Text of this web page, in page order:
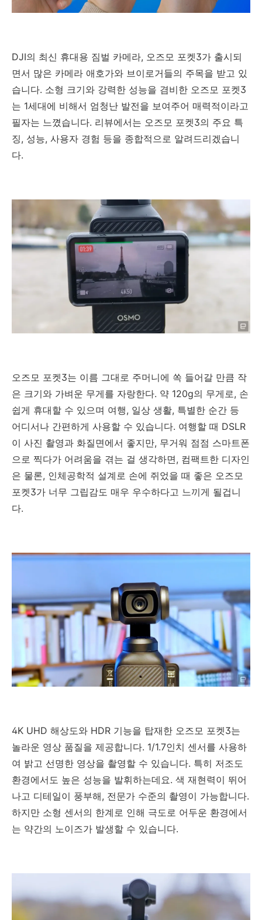
DJI의 최신 휴대용 짐벌 카메라, 오즈모 포켓3가 출시되
면서 많은 카메라 애호가와 브이로거들의 주목을 받고 있
습니다. 소형 크기와 강력한 성능을 겸비한 오즈모 포켓3
는 1세대에 비해서 엄청난 발전을 보여주어 매력적이라고
필자는 느꼈습니다. 리뷰에서는 오즈모 포켓3의 주요 특
징, 성능, 사용자 경험 등을 종합적으로 알려드리겠습니
다.
오즈모 포켓3는 이름 그대로 주머니에 쏙 들어갈 만큼 작
은 크기와 가벼운 무게를 자랑한다. 약 120g의 무게로, 손
쉽게 휴대할 수 있으며 여행, 일상 생활, 특별한 순간 등
어디서나 간편하게 사용할 수 있습니다. 여행할 때 DSLR
이 사진 촬영과 화질면에서 좋지만, 무거워 점점 스마트폰
으로 찍다가 어려움을 겪는 걸 생각하면, 컴팩트한 디자인
은 물론, 인체공학적 설계로 손에 쥐었을 때 좋은 오즈모
포켓3가 너무 그립감도 매우 우수하다고 느끼게 될겁니
다.
4K UHD 해상도와 HDR 기능을 탑재한 오즈모 포켓3는
놀라운 영상 품질을 제공합니다. 1/1.7인치 센서를 사용하
여 밝고 선명한 영상을 촬영할 수 있습니다. 특히 저조도
환경에서도 높은 성능을 발휘하는데요. 색 재현력이 뛰어
나고 디테일이 풍부해, 전문가 수준의 촬영이 가능합니다.
하지만 소형 센서의 한계로 인해 극도로 어두운 환경에서
는 약간의 노이즈가 발생할 수 있습니다.